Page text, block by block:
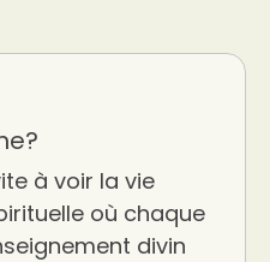
à voir la vie
où chaque
divin